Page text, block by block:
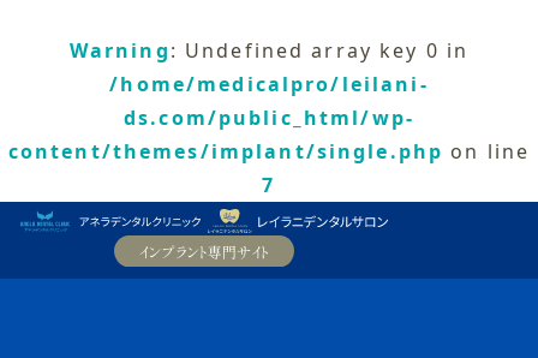
Warning: Undefined array key 0 in
/home/medicalpro/leilani-
ds.com/public_html/wp-
content/themes/implant/single.php on line
7